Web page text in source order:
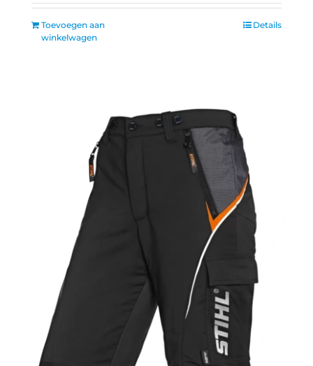
Toevoegen aan
winkelwagen
Details